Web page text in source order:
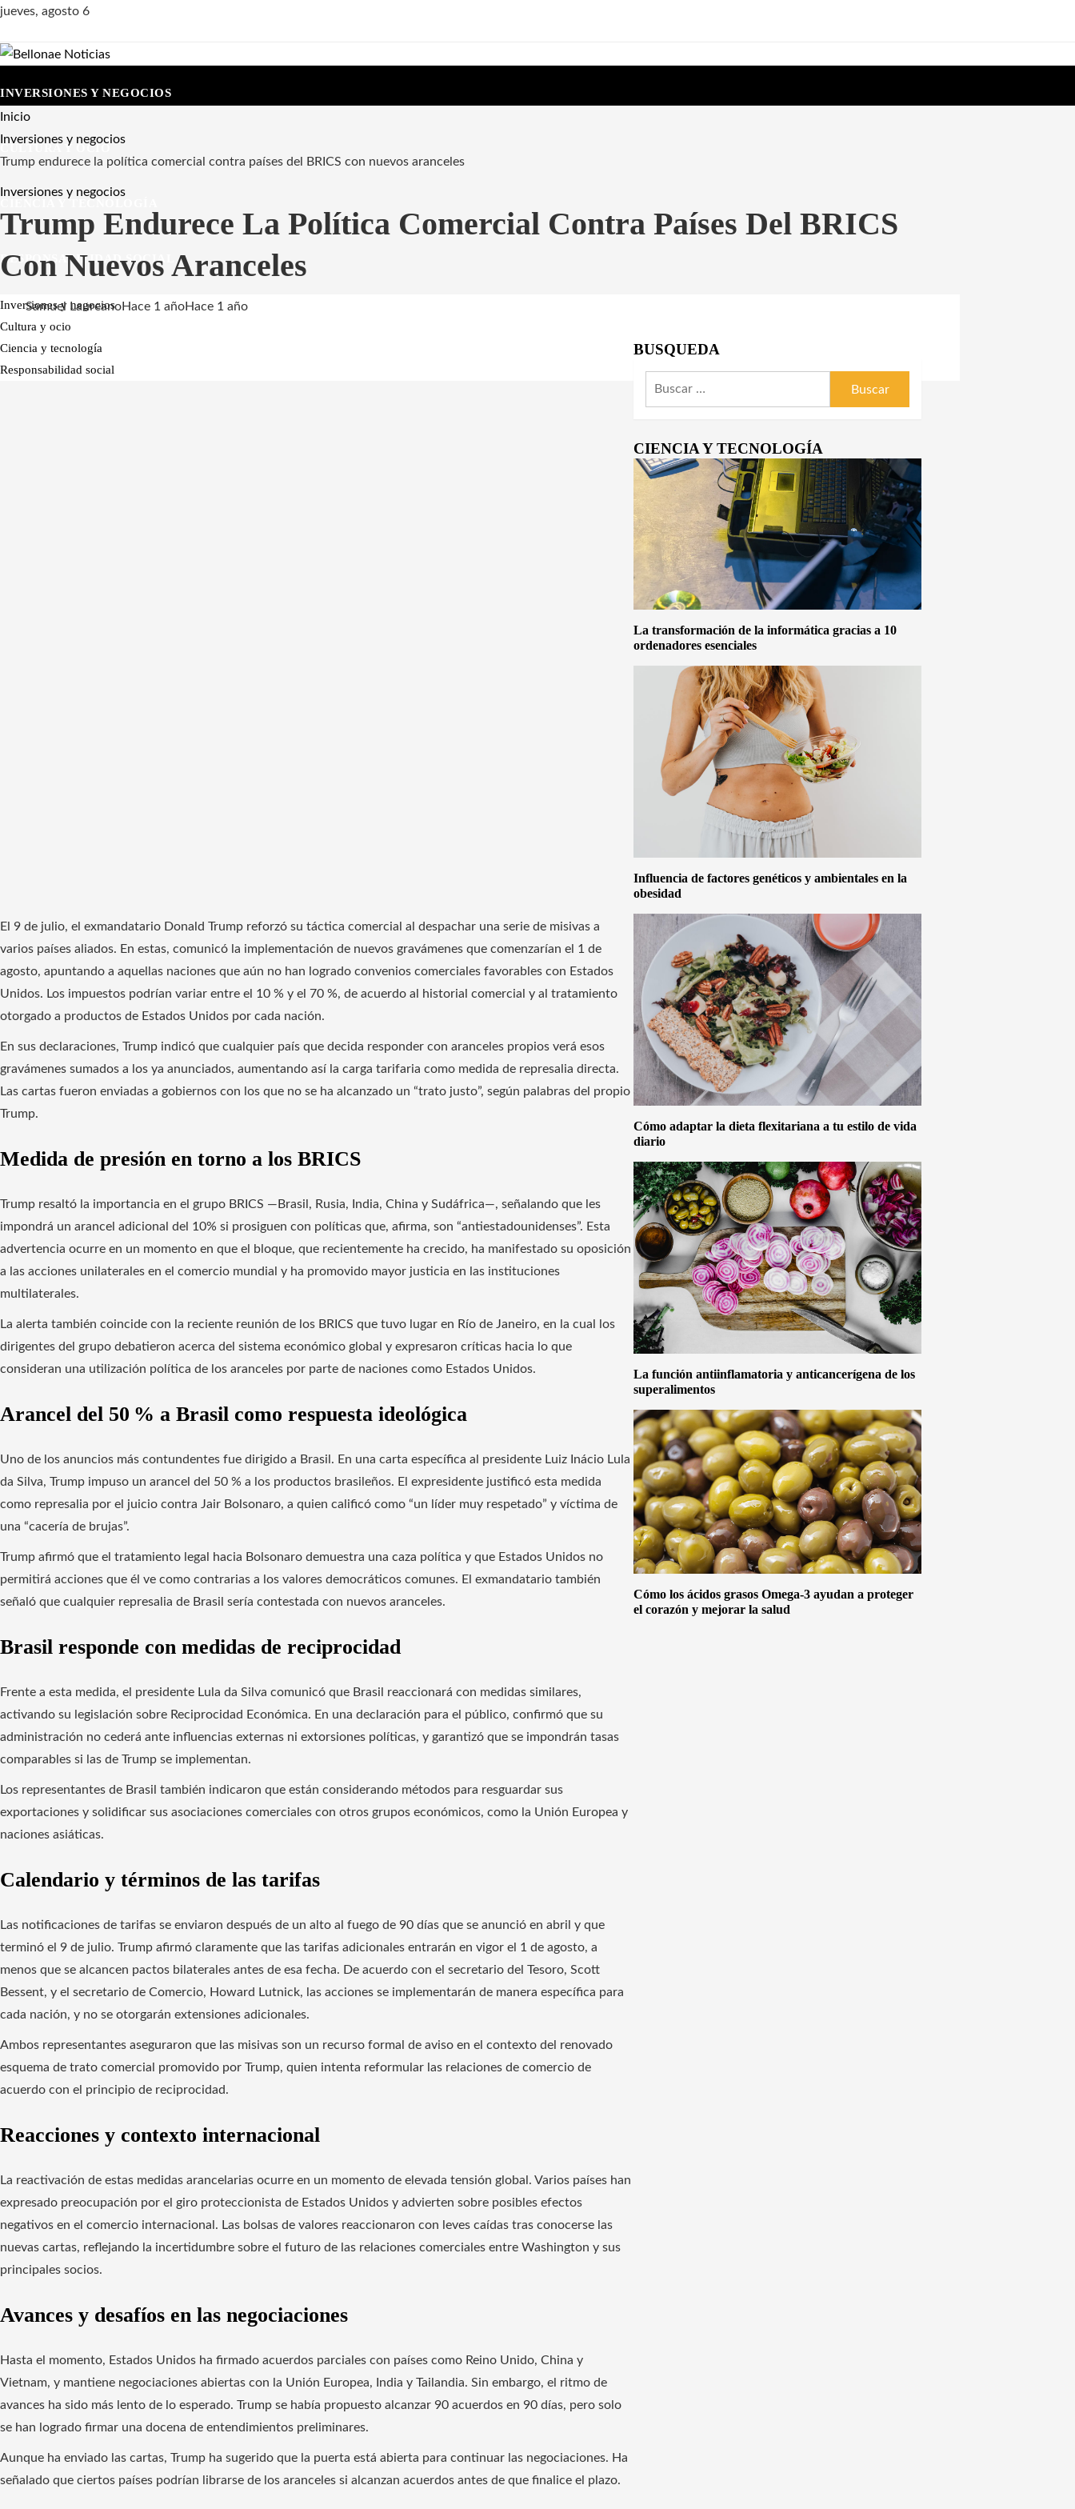
jueves, agosto 6
INVERSIONES Y NEGOCIOS
CULTURA Y OCIO
RESPONSABILIDAD SOCIAL
Inversiones y negocios
Cultura y ocio
Ciencia y tecnología
Responsabilidad social
Inicio
Inversiones y negocios
Trump endurece la política comercial contra países del BRICS con nuevos aranceles
Inversiones y negocios
Trump Endurece La Política Comercial Contra Países Del BRICS
Con Nuevos Aranceles
Samuel LaureanoHace 1 añoHace 1 año
El 9 de julio, el exmandatario Donald Trump reforzó su táctica comercial al despachar una serie de misivas a
varios países aliados. En estas, comunicó la implementación de nuevos gravámenes que comenzarían el 1 de
agosto, apuntando a aquellas naciones que aún no han logrado convenios comerciales favorables con Estados
Unidos. Los impuestos podrían variar entre el 10 % y el 70 %, de acuerdo al historial comercial y al tratamiento
otorgado a productos de Estados Unidos por cada nación.
En sus declaraciones, Trump indicó que cualquier país que decida responder con aranceles propios verá esos
gravámenes sumados a los ya anunciados, aumentando así la carga tarifaria como medida de represalia directa.
Las cartas fueron enviadas a gobiernos con los que no se ha alcanzado un “trato justo”, según palabras del propio
Trump.
Medida de presión en torno a los BRICS
Trump resaltó la importancia en el grupo BRICS —Brasil, Rusia, India, China y Sudáfrica—, señalando que les
impondrá un arancel adicional del 10% si prosiguen con políticas que, afirma, son “antiestadounidenses”. Esta
advertencia ocurre en un momento en que el bloque, que recientemente ha crecido, ha manifestado su oposición
a las acciones unilaterales en el comercio mundial y ha promovido mayor justicia en las instituciones
multilaterales.
La alerta también coincide con la reciente reunión de los BRICS que tuvo lugar en Río de Janeiro, en la cual los
dirigentes del grupo debatieron acerca del sistema económico global y expresaron críticas hacia lo que
consideran una utilización política de los aranceles por parte de naciones como Estados Unidos.
Arancel del 50 % a Brasil como respuesta ideológica
Uno de los anuncios más contundentes fue dirigido a Brasil. En una carta específica al presidente Luiz Inácio Lula
da Silva, Trump impuso un arancel del 50 % a los productos brasileños. El expresidente justificó esta medida
como represalia por el juicio contra Jair Bolsonaro, a quien calificó como “un líder muy respetado” y víctima de
una “cacería de brujas”.
Trump afirmó que el tratamiento legal hacia Bolsonaro demuestra una caza política y que Estados Unidos no
permitirá acciones que él ve como contrarias a los valores democráticos comunes. El exmandatario también
señaló que cualquier represalia de Brasil sería contestada con nuevos aranceles.
Brasil responde con medidas de reciprocidad
Frente a esta medida, el presidente Lula da Silva comunicó que Brasil reaccionará con medidas similares,
activando su legislación sobre Reciprocidad Económica. En una declaración para el público, confirmó que su
administración no cederá ante influencias externas ni extorsiones políticas, y garantizó que se impondrán tasas
comparables si las de Trump se implementan.
Los representantes de Brasil también indicaron que están considerando métodos para resguardar sus
exportaciones y solidificar sus asociaciones comerciales con otros grupos económicos, como la Unión Europea y
naciones asiáticas.
Calendario y términos de las tarifas
Las notificaciones de tarifas se enviaron después de un alto al fuego de 90 días que se anunció en abril y que
terminó el 9 de julio. Trump afirmó claramente que las tarifas adicionales entrarán en vigor el 1 de agosto, a
menos que se alcancen pactos bilaterales antes de esa fecha. De acuerdo con el secretario del Tesoro, Scott
Bessent, y el secretario de Comercio, Howard Lutnick, las acciones se implementarán de manera específica para
cada nación, y no se otorgarán extensiones adicionales.
Ambos representantes aseguraron que las misivas son un recurso formal de aviso en el contexto del renovado
esquema de trato comercial promovido por Trump, quien intenta reformular las relaciones de comercio de
acuerdo con el principio de reciprocidad.
Reacciones y contexto internacional
La reactivación de estas medidas arancelarias ocurre en un momento de elevada tensión global. Varios países han
expresado preocupación por el giro proteccionista de Estados Unidos y advierten sobre posibles efectos
negativos en el comercio internacional. Las bolsas de valores reaccionaron con leves caídas tras conocerse las
nuevas cartas, reflejando la incertidumbre sobre el futuro de las relaciones comerciales entre Washington y sus
principales socios.
Avances y desafíos en las negociaciones
Hasta el momento, Estados Unidos ha firmado acuerdos parciales con países como Reino Unido, China y
Vietnam, y mantiene negociaciones abiertas con la Unión Europea, India y Tailandia. Sin embargo, el ritmo de
avances ha sido más lento de lo esperado. Trump se había propuesto alcanzar 90 acuerdos en 90 días, pero solo
se han logrado firmar una docena de entendimientos preliminares.
Aunque ha enviado las cartas, Trump ha sugerido que la puerta está abierta para continuar las negociaciones. Ha
señalado que ciertos países podrían librarse de los aranceles si alcanzan acuerdos antes de que finalice el plazo.
BUSQUEDA
Buscar:
CIENCIA Y TECNOLOGÍA
La transformación de la informática gracias a 10
ordenadores esenciales
Influencia de factores genéticos y ambientales en la
obesidad
Cómo adaptar la dieta flexitariana a tu estilo de vida
diario
La función antiinflamatoria y anticancerígena de los
superalimentos
Cómo los ácidos grasos Omega-3 ayudan a proteger
el corazón y mejorar la salud